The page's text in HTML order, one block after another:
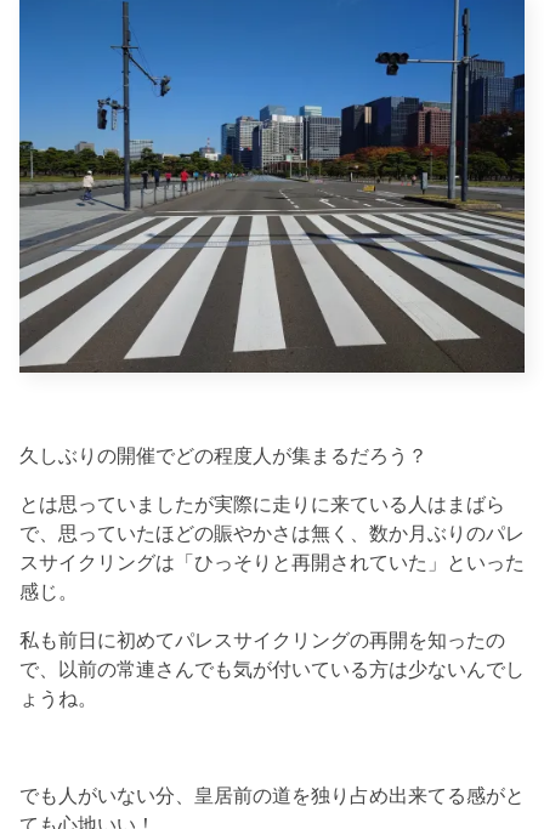
久しぶりの開催でどの程度人が集まるだろう？
とは思っていましたが実際に走りに来ている人はまばら
で、思っていたほどの賑やかさは無く、数か月ぶりのパレ
スサイクリングは「ひっそりと再開されていた」といった
感じ。
私も前日に初めてパレスサイクリングの再開を知ったの
で、以前の常連さんでも気が付いている方は少ないんでし
ょうね。
でも人がいない分、皇居前の道を独り占め出来てる感がと
ても心地いい！